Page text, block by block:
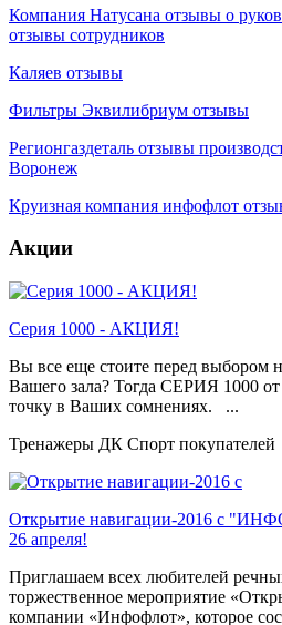
Компания Натусана отзывы о
отзывы сотрудников
Каляев отзывы
Фильтры Эквилибриум отзывы
Регионгаздеталь отзывы
Воронеж
Круизная компания инфофлот
Акции
Серия 1000 - АКЦИЯ!
Вы все еще стоите перед выбором
Вашего зала? Тогда СЕРИЯ 1000
точку в Ваших сомнениях. ...
Тренажеры ДК Спорт покупателей
Открытие навигации-2016 с
26 апреля!
Приглашаем всех любителей
торжественное мероприятие
компании «Инфофлот», которое